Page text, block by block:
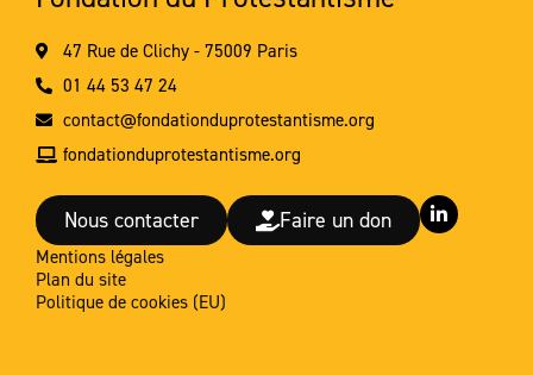
47 Rue de Clichy - 75009 Paris
01 44 53 47 24
contact@fondationduprotestantisme.org
fondationduprotestantisme.org
Nous contacter Faire un don
L
i
Mentions légales
Plan du site
Politique de cookies (EU)